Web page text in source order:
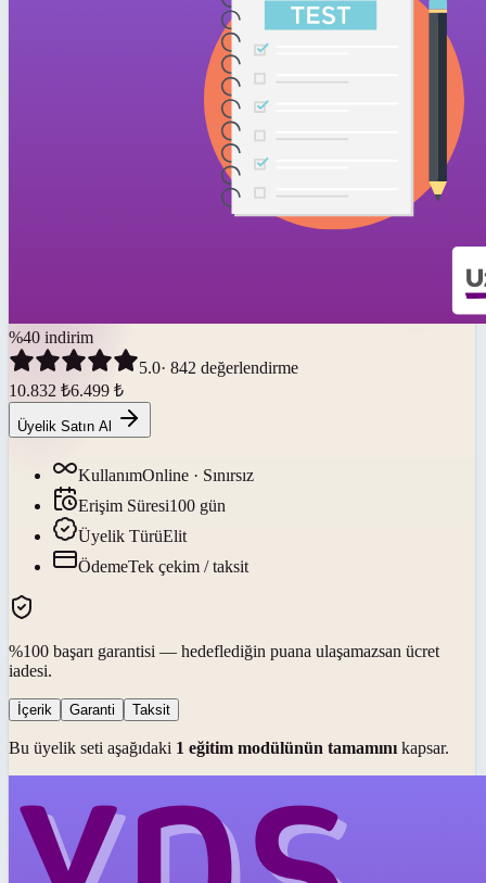
%40 indirim
5.0· 842 değerlendirme
10.832 ₺6.499 ₺
Üyelik Satın Al
KullanımOnline · Sınırsız
Erişim Süresi100 gün
Üyelik TürüElit
ÖdemeTek çekim / taksit
%100 başarı garantisi — hedeflediğin puana ulaşamazsan ücret
iadesi.
İçerik Garanti Taksit
Bu üyelik seti aşağıdaki 1 eğitim modülünün tamamını kapsar.